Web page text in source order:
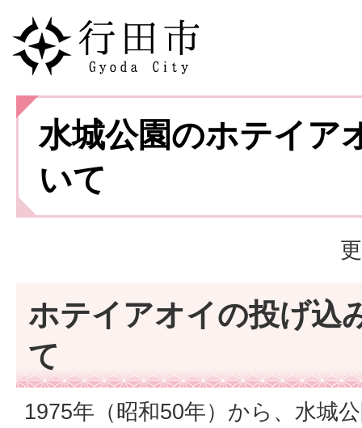
水城公園のホテイア
いて
ホテイアオイの投げ込
て
1975年（昭和50年）から、水城